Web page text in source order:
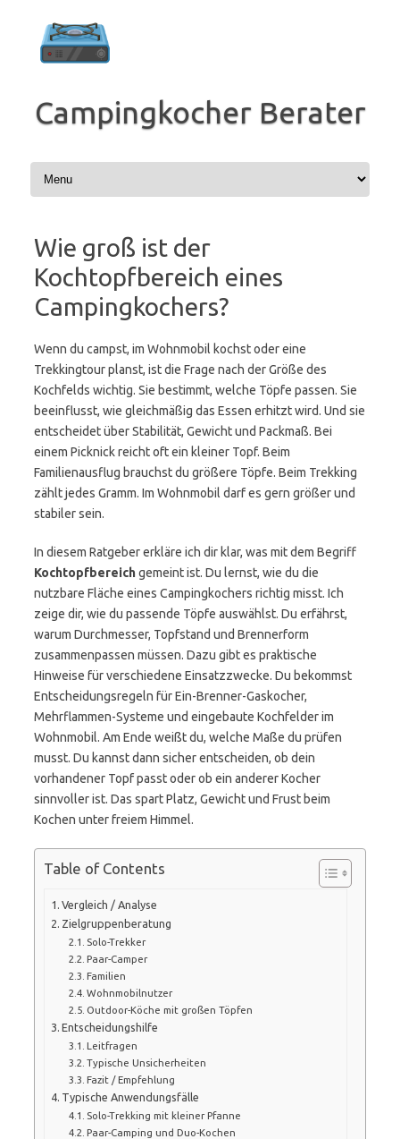
springen
Campingkocher Berater
Wie groß ist der
Kochtopfbereich eines
Campingkochers?
Wenn du campst, im Wohnmobil kochst oder eine
Trekkingtour planst, ist die Frage nach der Größe des
Kochfelds wichtig. Sie bestimmt, welche Töpfe passen. Sie
beeinflusst, wie gleichmäßig das Essen erhitzt wird. Und sie
entscheidet über Stabilität, Gewicht und Packmaß. Bei
einem Picknick reicht oft ein kleiner Topf. Beim
Familienausflug brauchst du größere Töpfe. Beim Trekking
zählt jedes Gramm. Im Wohnmobil darf es gern größer und
stabiler sein.
In diesem Ratgeber erkläre ich dir klar, was mit dem Begriff
Kochtopfbereichgemeint ist. Du lernst, wie du die
nutzbare Fläche eines Campingkochers richtig misst. Ich
zeige dir, wie du passende Töpfe auswählst. Du erfährst,
warum Durchmesser, Topfstand und Brennerform
zusammenpassen müssen. Dazu gibt es praktische
Hinweise für verschiedene Einsatzzwecke. Du bekommst
Entscheidungsregeln für Ein-Brenner-Gaskocher,
Mehrflammen-Systeme und eingebaute Kochfelder im
Wohnmobil. Am Ende weißt du, welche Maße du prüfen
musst. Du kannst dann sicher entscheiden, ob dein
vorhandener Topf passt oder ob ein anderer Kocher
sinnvoller ist. Das spart Platz, Gewicht und Frust beim
Kochen unter freiem Himmel.
Table of Contents
Vergleich / Analyse
Zielgruppenberatung
Solo-Trekker
Paar-Camper
Familien
Wohnmobilnutzer
Outdoor-Köche mit großen Töpfen
Entscheidungshilfe
Leitfragen
Typische Unsicherheiten
Fazit / Empfehlung
Typische Anwendungsfälle
Solo-Trekking mit kleiner Pfanne
Paar-Camping und Duo-Kochen